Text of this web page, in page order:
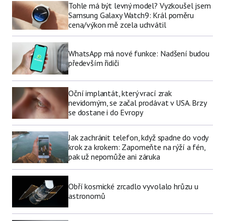
Tohle má být levný model? Vyzkoušel jsem
Samsung Galaxy Watch9: Král poměru
cena/výkon mě zcela uchvátil
WhatsApp má nové funkce: Nadšení budou
především řidiči
Oční implantát, který vrací zrak
nevidomým, se začal prodávat v USA. Brzy
se dostane i do Evropy
Jak zachránit telefon, když spadne do vody
krok za krokem: Zapomeňte na rýží a fén,
pak už nepomůže ani záruka
Obří kosmické zrcadlo vyvolalo hrůzu u
astronomů